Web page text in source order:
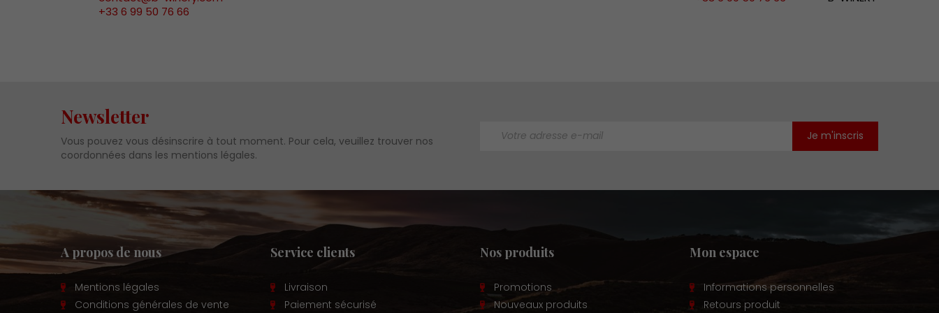
+33 6 99 50 76 66
Newsletter
Vous pouvez vous désinscrire à tout moment. Pour cela, veuillez trouver nos
coordonnées dans les mentions légales.
A propos de nous
Mentions légales
Conditions générales de vente
Service clients
Livraison
Paiement sécurisé
Nos produits
Promotions
Nouveaux produits
Mon espace
Informations personnelles
Retours produit